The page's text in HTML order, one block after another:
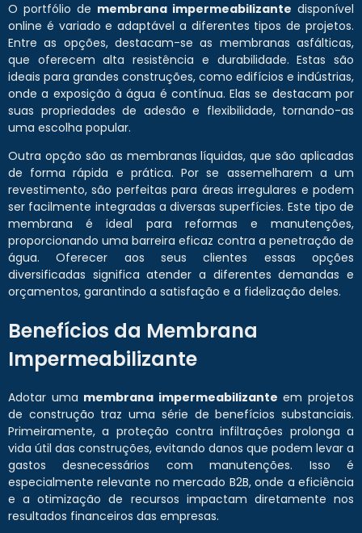
O portfólio de membrana impermeabilizante disponível
online é variado e adaptável a diferentes tipos de projetos.
Entre as opções, destacam-se as membranas asfálticas,
que oferecem alta resistência e durabilidade. Estas são
ideais para grandes construções, como edifícios e indústrias,
onde a exposição à água é contínua. Elas se destacam por
suas propriedades de adesão e flexibilidade, tornando-as
uma escolha popular.
Outra opção são as membranas líquidas, que são aplicadas
de forma rápida e prática. Por se assemelharem a um
revestimento, são perfeitas para áreas irregulares e podem
ser facilmente integradas a diversas superfícies. Este tipo de
membrana é ideal para reformas e manutenções,
proporcionando uma barreira eficaz contra a penetração de
água. Oferecer aos seus clientes essas opções
diversificadas significa atender a diferentes demandas e
orçamentos, garantindo a satisfação e a fidelização deles.
Benefícios da Membrana
Impermeabilizante
Adotar uma membrana impermeabilizante em projetos
de construção traz uma série de benefícios substanciais.
Primeiramente, a proteção contra infiltrações prolonga a
vida útil das construções, evitando danos que podem levar a
gastos desnecessários com manutenções. Isso é
especialmente relevante no mercado B2B, onde a eficiência
e a otimização de recursos impactam diretamente nos
resultados financeiros das empresas.